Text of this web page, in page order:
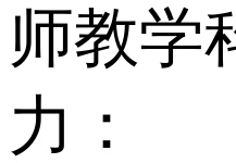
师教学
力：